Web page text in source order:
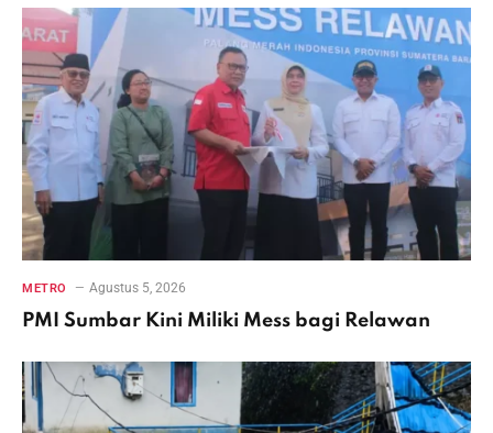
METRO Agustus 5, 2026
PMI Sumbar Kini Miliki Mess bagi Relawan